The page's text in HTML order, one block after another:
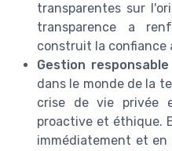
transparentes sur
transparence a
construit la confiance
Gestion
dans le monde de la
crise de vie privée
proactive et éthique.
immédiatement et en